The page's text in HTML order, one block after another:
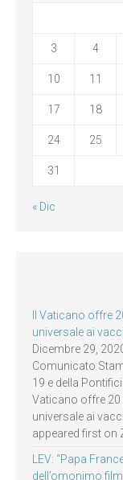
3 4
10 11
17 18
24 25
31
« Dic
Il Vaticano offre
universale ai
Dicembre 29,
Comunicato
19 e della
Vaticano offre 20
universale ai
appeared first on
LEV: “Papa
dell’omonimo